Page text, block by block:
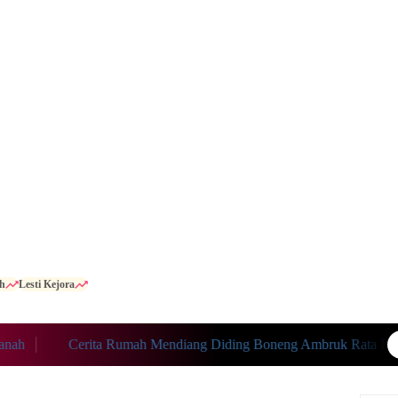
Lesti Kejora
Cerita Rumah Mendiang Diding Boneng Ambruk Rata